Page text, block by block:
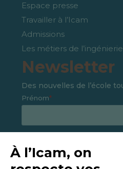
Espace presse
Travailler à l’Icam
Admissions
Les métiers de l’ingénierie
Newsletter
Des nouvelles de l’école